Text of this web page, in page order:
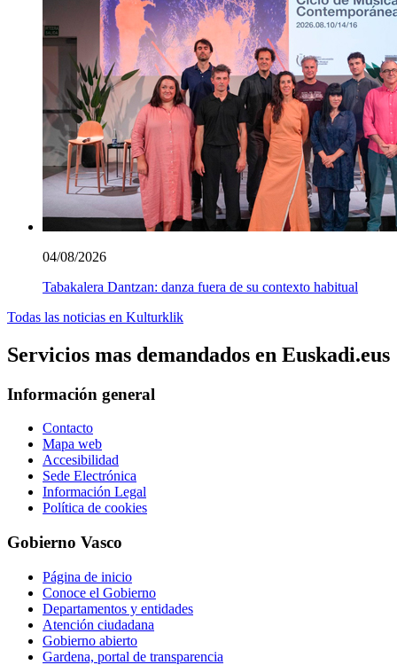
04/08/2026
Tabakalera Dantzan: danza fuera de su contexto habitual
Todas las noticias en Kulturklik
Servicios mas demandados en Euskadi.eus
Información general
Contacto
Mapa web
Accesibilidad
Sede Electrónica
Información Legal
Política de cookies
Gobierno Vasco
Página de inicio
Conoce el Gobierno
Departamentos y entidades
Atención ciudadana
Gobierno abierto
Gardena, portal de transparencia